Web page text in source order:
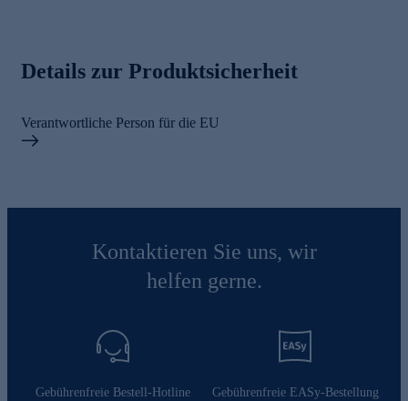
Details zur Produktsicherheit
Verantwortliche Person für die EU
Kontaktieren Sie uns, wir
helfen gerne.
Gebührenfreie Bestell-Hotline Gebührenfreie EASy-Bestellung